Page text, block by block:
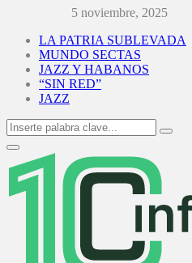
5 noviembre, 2025
LA PATRIA SUBLEVADA
MUNDO SECTAS
JAZZ Y HABANOS
“SIN RED”
JAZZ
Search
for:
Search
Primary
Menu